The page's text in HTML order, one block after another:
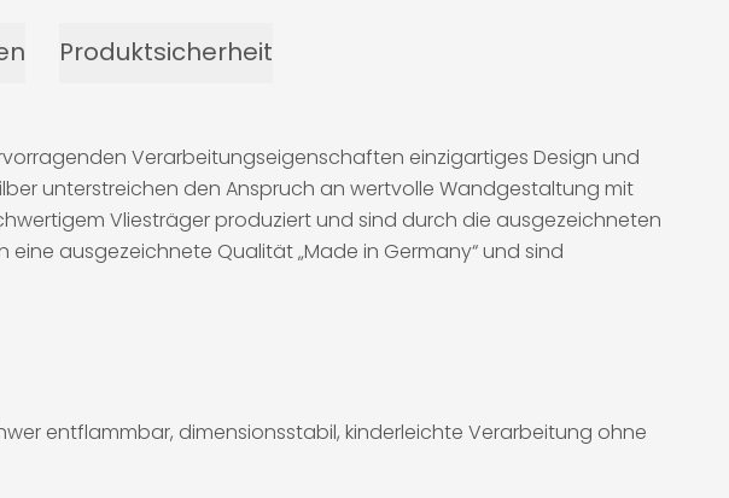
Produktsicherheit
Verarbeitungseigenschaften einzigartiges Design und
unterstreichen den Anspruch an wertvolle Wandgestaltung mit
Vliesträger produziert und sind durch die ausgezeichneten
ausgezeichnete Qualität „Made in Germany“ und sind
entflammbar, dimensionsstabil, kinderleichte Verarbeitung ohne